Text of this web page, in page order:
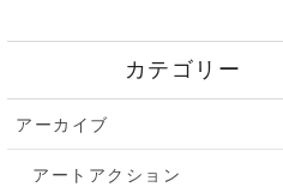
カテゴリー
アーカイブ
アートアクション